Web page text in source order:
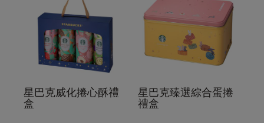
星巴克威化捲心酥禮
盒
星巴克臻選綜合蛋捲
禮盒